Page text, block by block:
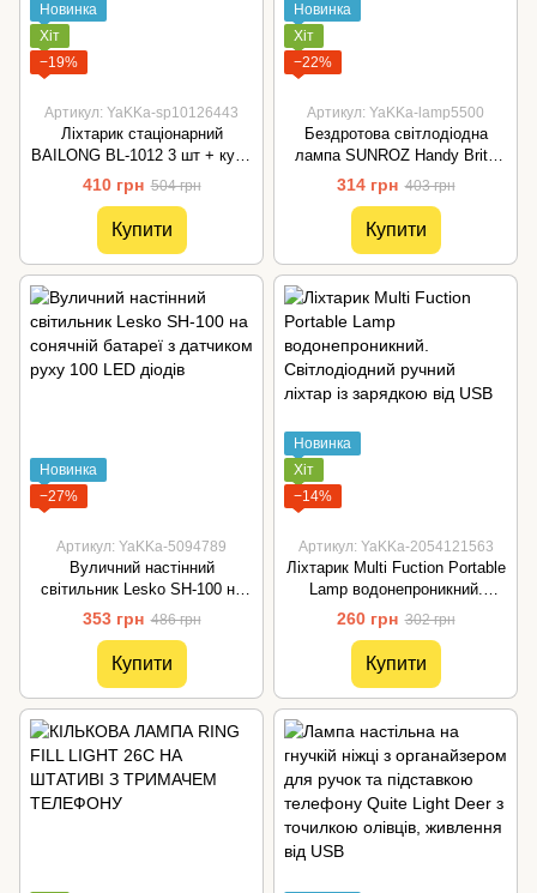
Новинка
Хіт
−19%
Артикул: YaKKa-sp10126443
Ліхтарик стаціонарний
BAILONG BL-1012 3 шт + куль
410 грн 504 грн
Купити
Новинка
Хіт
−22%
Артикул: YaKKa-lamp5500
Бездротова світлодіодна
лампа SUNROZ Handy Brite
ліхтар із магнітною основою
10W
314 грн 403 грн
Купити
Новинка
−27%
Артикул: YaKKa-5094789
Вуличний настінний
світильник Lesko SH-100 на
сонячній батареї з датчиком
руху 100 LED діодів
353 грн 486 грн
Купити
Новинка
Хіт
−14%
Артикул: YaKKa-2054121563
Ліхтарик Multi Fuction Portable
Lamp водонепроникний.
Світлодіодний ручний ліхтар
із зарядкою від USB
260 грн 302 грн
Купити